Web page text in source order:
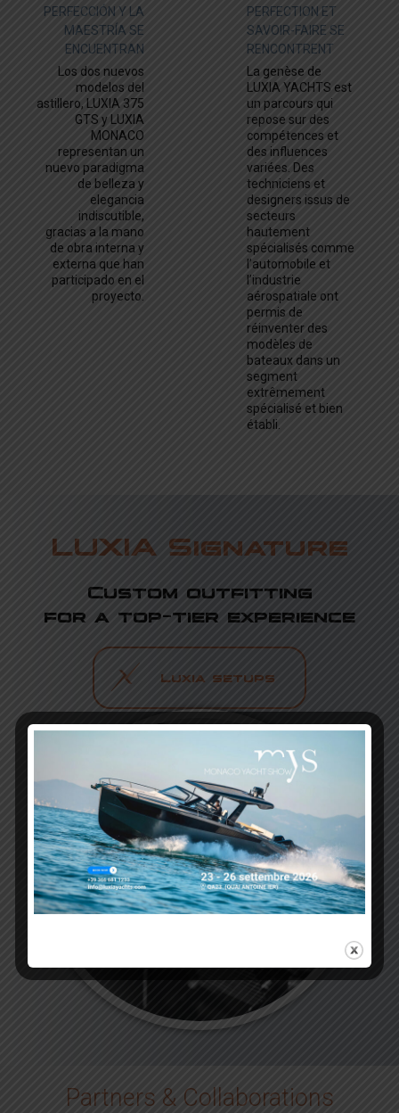
PERFECCIÓN Y LA
MAESTRÍA SE
ENCUENTRAN
Los dos nuevos
modelos del
astillero, LUXIA 375
GTS y LUXIA
MONACO
representan un
nuevo paradigma
de belleza y
elegancia
indiscutible,
gracias a la mano
de obra interna y
externa que han
participado en el
proyecto.
PERFECTION ET
SAVOIR-FAIRE SE
RENCONTRENT
La genèse de
LUXIA YACHTS est
un parcours qui
repose sur des
compétences et
des influences
variées. Des
techniciens et
designers issus de
secteurs
hautement
spécialisés comme
l’automobile et
l’industrie
aérospatiale ont
permis de
réinventer des
modèles de
bateaux dans un
segment
extrêmement
spécialisé et bien
établi.
LUXIA Signature
Custom outfitting
for a top-tier experience
Luxia setups
Partners & Collaborations